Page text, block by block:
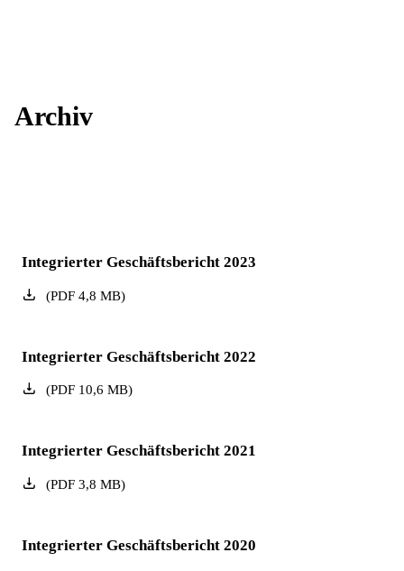
Archiv
Integrierter Geschäftsbericht 2023
(PDF4,8 MB)
Integrierter Geschäftsbericht 2022
(PDF10,6 MB)
Integrierter Geschäftsbericht 2021
(PDF3,8 MB)
Integrierter Geschäftsbericht 2020